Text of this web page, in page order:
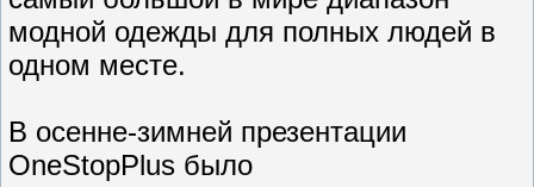
модной одежды для полных людей в
одном месте.
В осенне-зимней презентации
OneStopPlus было